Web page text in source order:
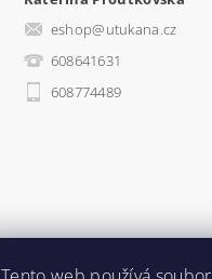
eshop@utukana.cz
608641631
608774489